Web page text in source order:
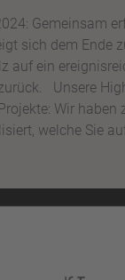
Gemeinsam
sich dem Ende
auf ein
Unsere
Wir haben
welche Sie